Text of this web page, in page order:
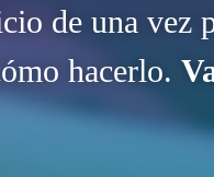
de una
hacerlo.